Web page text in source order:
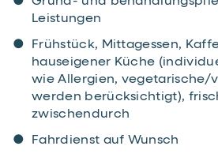
Leistungen
Frühstück, Mittagessen,
hauseigener Küche
wie Allergien, vegetarische/
werden berücksichtigt),
zwischendurch
Fahrdienst auf Wunsch